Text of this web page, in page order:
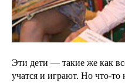
Эти дети — такие же как
учатся и играют. Но что-то